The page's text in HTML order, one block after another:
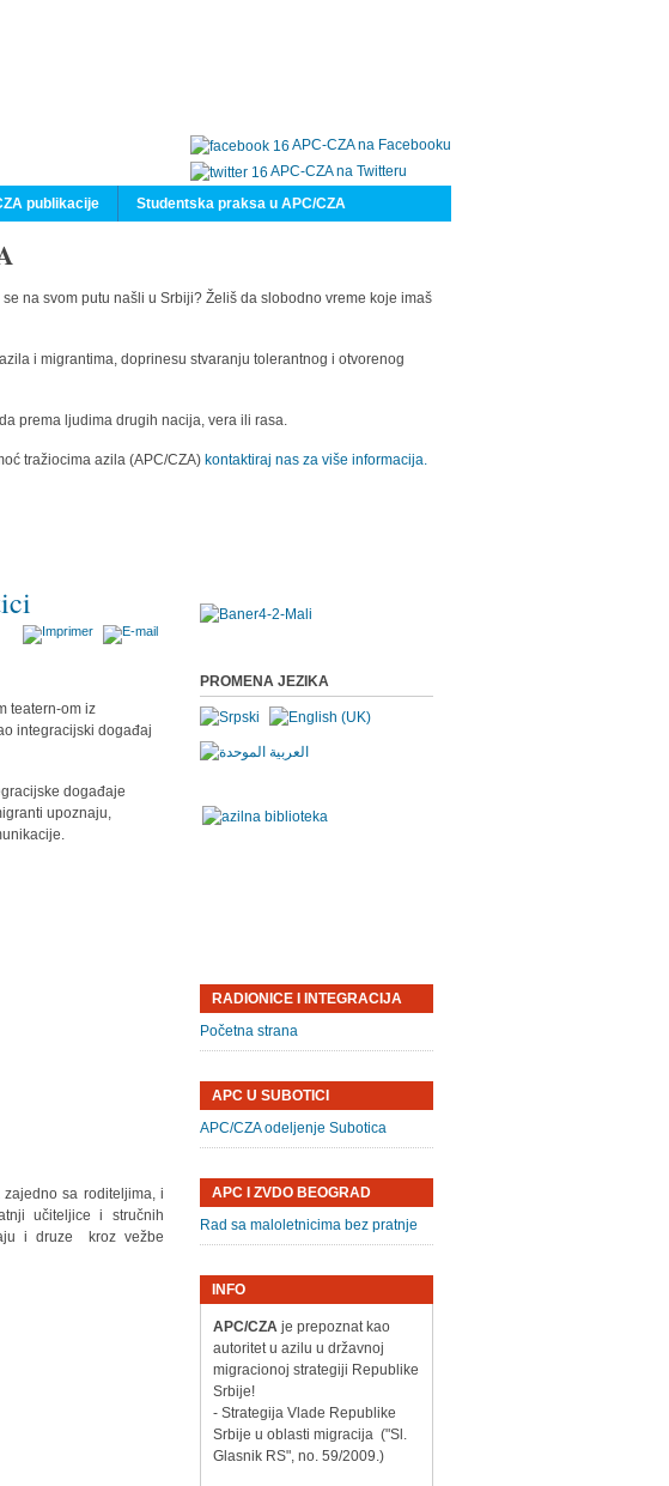
APC-CZA na Facebooku
APC-CZA na Twitteru
publikacije Studentska praksa u APC/CZA
na svom putu našli u Srbiji? Želiš da slobodno vreme koje imaš
i migrantima, doprinesu stvaranju tolerantnog i otvorenog
prema ljudima drugih nacija, vera ili rasa.
tražiocima azila (APC/CZA) kontaktiraj nas za više informacija.
teatern-om iz
integracijski događaj
događaje
upoznaju,
sa roditeljima, i
učiteljice i stručnih
i druze kroz vežbe
PROMENA JEZIKA
RADIONICE I INTEGRACIJA
Početna strana
APC U SUBOTICI
APC/CZA odeljenje Subotica
APC I ZVDO BEOGRAD
Rad sa maloletnicima bez pratnje
INFO
APC/CZAje prepoznat kao
autoritet u azilu u državnoj
migracionoj strategiji Republike
Srbije!
- Strategija Vlade Republike
Srbije u oblasti migracija ("Sl.
Glasnik RS", no. 59/2009.)